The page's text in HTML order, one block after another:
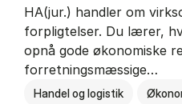
HA(jur.) handler om
forpligtelser. Du lærer,
opnå gode økonomiske
forretningsmæssige…
Handel og logistik